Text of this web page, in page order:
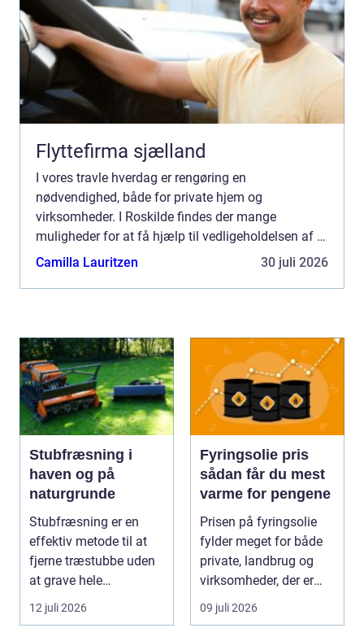
Flyttefirma sjælland
I vores travle hverdag er rengøring en
nødvendighed, både for private hjem og
virksomheder. I Roskilde findes der mange
muligheder for at få hjælp til vedligeholdelsen af et
rent og sundt indeklima. Én sær...
Camilla Lauritzen 30 juli 2026
Stubfræsning i
haven og på
naturgrunde
Stubfræsning er en
effektiv metode til at
fjerne træstubbe uden
at grave hele
rodsystemet op.
Metode...
12 juli 2026
Fyringsolie pris
sådan får du mest
varme for pengene
Prisen på fyringsolie
fylder meget for både
private, landbrug og
virksomheder, der er
afhængige af o...
09 juli 2026